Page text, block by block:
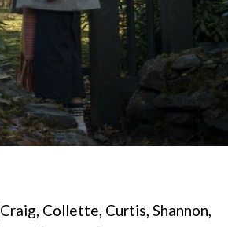
Collette, Curtis, Shannon,